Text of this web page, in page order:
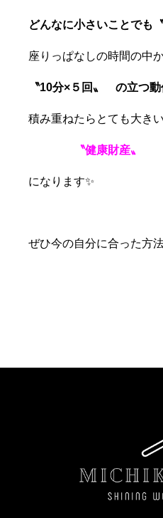
どんなに小さいことでも
座りっぱなしの時間の中
〝10分×５回〟 の立つ
積み重ねたらとても大き
〝健康財産〟
になります✨
ぜひ今の自分に合った方